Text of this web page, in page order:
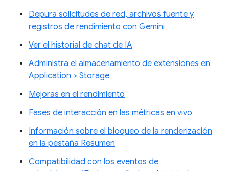
Depura solicitudes de red, archivos fuente y
registros de rendimiento con Gemini
Ver el historial de chat de IA
Administra el almacenamiento de extensiones en
Application > Storage
Mejoras en el rendimiento
Fases de interacción en las métricas en vivo
Información sobre el bloqueo de la renderización
en la pestaña Resumen
Compatibilidad con los eventos de